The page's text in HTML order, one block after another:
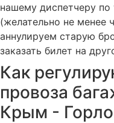
нашему диспетчеру
(желательно не менее
аннулируем старую
заказать билет на
Как
провоза
Крым -